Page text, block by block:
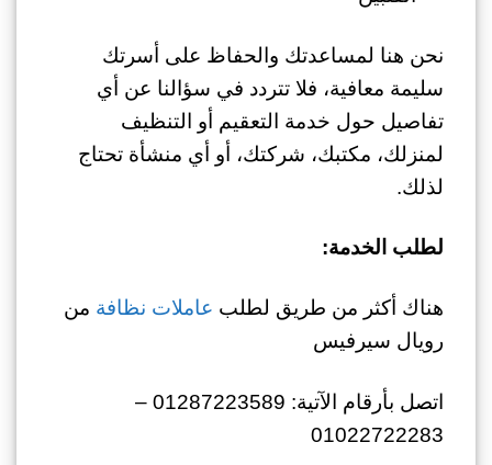
نحن هنا لمساعدتك والحفاظ على أسرتك
سليمة معافية، فلا تتردد في سؤالنا عن أي
تفاصيل حول خدمة التعقيم أو التنظيف
لمنزلك، مكتبك، شركتك، أو أي منشأة تحتاج
لذلك.
لطلب الخدمة:
هناك أكثر من طريق لطلب عاملات نظافة من
رويال سيرفيس
اتصل بأرقام الآتية: 01287223589 –
01022722283